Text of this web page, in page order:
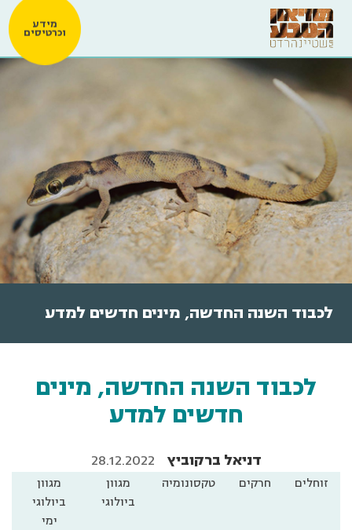
מידע
וכרטיסים
לכבוד השנה החדשה, מינים חדשים למדע
לכבוד השנה החדשה, מינים
חדשים למדע
דניאל ברקוביץ 28.12.2022
זוחלים חרקים טקסונומיה
מגוון
ביולוגי
מגוון
ביולוגי
ימי